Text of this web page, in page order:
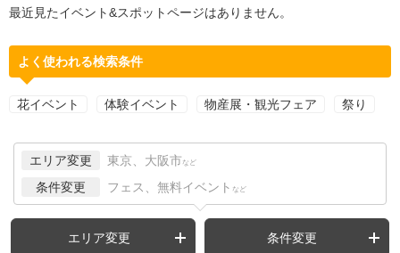
最近見たイベント&スポットページはありません。
よく使われる検索条件
花イベント 体験イベント 物産展・観光フェア 祭り
エリア変更 東京、大阪市 など
条件変更 フェス、無料イベント など
エリア変更 条件変更